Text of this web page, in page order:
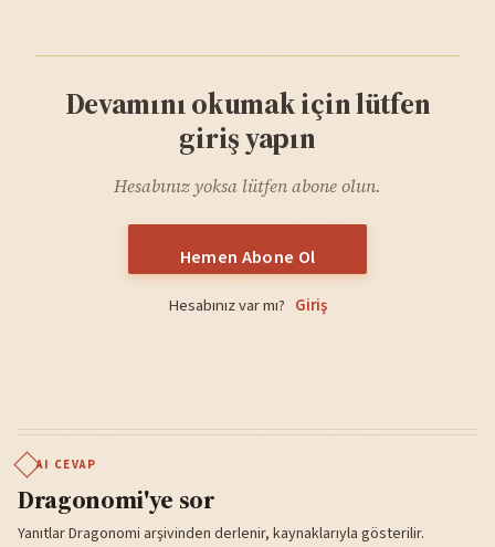
Devamını okumak için lütfen
giriş yapın
Hesabınız yoksa lütfen abone olun.
Hemen Abone Ol
Hesabınız var mı? Giriş
AI CEVAP
Dragonomi'ye sor
Yanıtlar Dragonomi arşivinden derlenir, kaynaklarıyla gösterilir.